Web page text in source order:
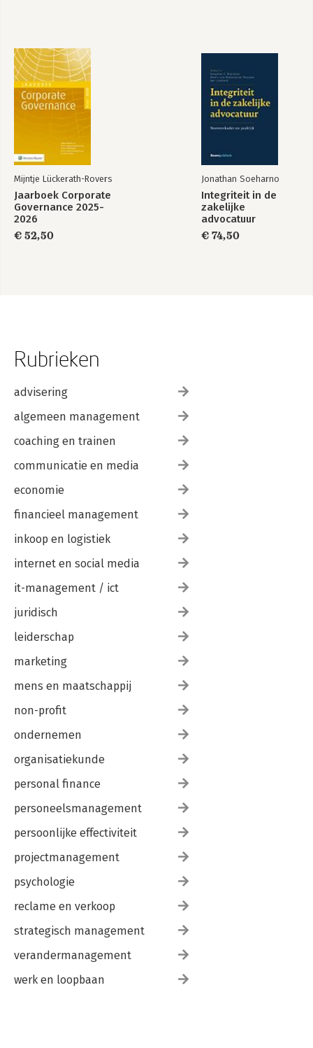
Mr. dr. J.S. Nan
Korte beschouwingen op de voorgestelde Richtlijn
terrorismebestrijding 117
Mr. J.H.J. Verbaan
De Richtlijn terrorismebestrijding in procedure 125
Mr. dr. J. Blomsma en mw. mr. L. Ling Ket On
Mijntje Lückerath-Rovers
Jaarboek Corporate
Governance 2025-
2026
€ 52,50
Jonathan Soeharno
Integriteit in de
zakelijke
advocatuur
€ 74,50
Rubrieken
advisering
algemeen management
coaching en trainen
communicatie en media
economie
financieel management
inkoop en logistiek
internet en social media
it-management / ict
juridisch
leiderschap
marketing
mens en maatschappij
non-profit
ondernemen
organisatiekunde
personal finance
personeelsmanagement
persoonlijke effectiviteit
projectmanagement
psychologie
reclame en verkoop
strategisch management
verandermanagement
werk en loopbaan